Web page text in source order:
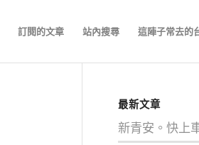
訂閱的文章 站內搜尋 這陣子常去的
最新文章
新青安。快上